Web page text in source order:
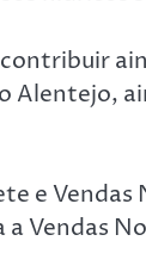
Alentejo,
e
Vendas